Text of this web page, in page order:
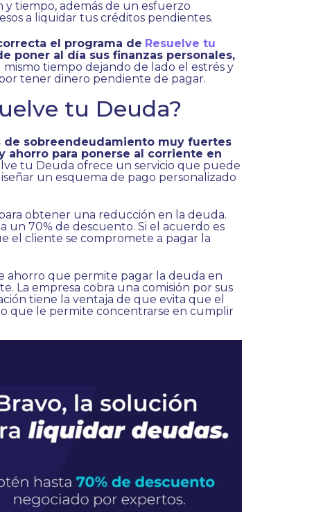
y tiempo, además de un esfuerzo
a liquidar tus créditos pendientes.
el programa de Resuelve tu
poner al día sus finanzas personales,
tiempo dejando de lado el estrés y
tener dinero pendiente de pagar.
tu Deuda?
sobreendeudamiento muy fuertes
ahorro para ponerse al corriente en
tu Deuda ofrece un servicio que puede
un esquema de pago personalizado
obtener una reducción en la deuda.
70% de descuento. Si el acuerdo es
el cliente se compromete a pagar la
ahorro que permite pagar la deuda en
La empresa cobra una comisión por sus
tiene la ventaja de que evita que el
que le permite concentrarse en cumplir